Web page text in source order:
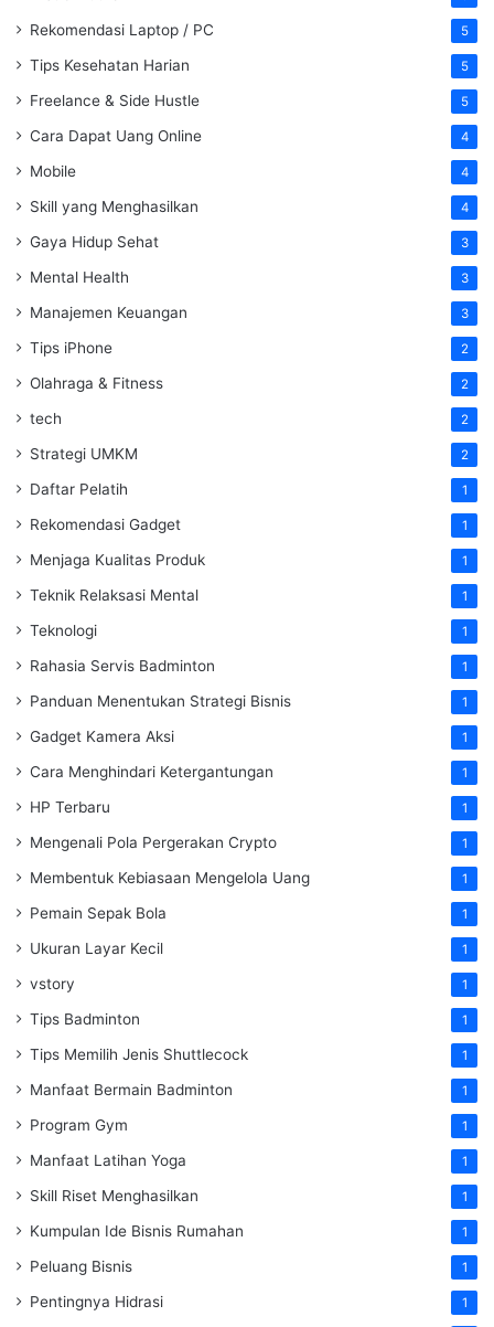
Rekomendasi Laptop / PC 5
Tips Kesehatan Harian 5
Freelance & Side Hustle 5
Cara Dapat Uang Online 4
Mobile 4
Skill yang Menghasilkan 4
Gaya Hidup Sehat 3
Mental Health 3
Manajemen Keuangan 3
Tips iPhone 2
Olahraga & Fitness 2
tech 2
Strategi UMKM 2
Daftar Pelatih 1
Rekomendasi Gadget 1
Menjaga Kualitas Produk 1
Teknik Relaksasi Mental 1
Teknologi 1
Rahasia Servis Badminton 1
Panduan Menentukan Strategi Bisnis 1
Gadget Kamera Aksi 1
Cara Menghindari Ketergantungan 1
HP Terbaru 1
Mengenali Pola Pergerakan Crypto 1
Membentuk Kebiasaan Mengelola Uang 1
Pemain Sepak Bola 1
Ukuran Layar Kecil 1
vstory 1
Tips Badminton 1
Tips Memilih Jenis Shuttlecock 1
Manfaat Bermain Badminton 1
Program Gym 1
Manfaat Latihan Yoga 1
Skill Riset Menghasilkan 1
Kumpulan Ide Bisnis Rumahan 1
Peluang Bisnis 1
Pentingnya Hidrasi 1